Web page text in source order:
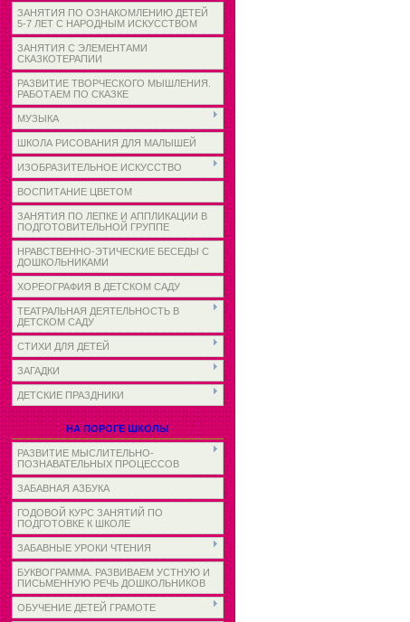
ЗАНЯТИЯ ПО ОЗНАКОМЛЕНИЮ ДЕТЕЙ
5-7 ЛЕТ С НАРОДНЫМ ИСКУССТВОМ
ЗАНЯТИЯ С ЭЛЕМЕНТАМИ
СКАЗКОТЕРАПИИ
РАЗВИТИЕ ТВОРЧЕСКОГО МЫШЛЕНИЯ.
РАБОТАЕМ ПО СКАЗКЕ
МУЗЫКА
ШКОЛА РИСОВАНИЯ ДЛЯ МАЛЫШЕЙ
ИЗОБРАЗИТЕЛЬНОЕ ИСКУССТВО
ВОСПИТАНИЕ ЦВЕТОМ
ЗАНЯТИЯ ПО ЛЕПКЕ И АППЛИКАЦИИ В
ПОДГОТОВИТЕЛЬНОЙ ГРУППЕ
НРАВСТВЕННО-ЭТИЧЕСКИЕ БЕСЕДЫ С
ДОШКОЛЬНИКАМИ
ХОРЕОГРАФИЯ В ДЕТСКОМ САДУ
ТЕАТРАЛЬНАЯ ДЕЯТЕЛЬНОСТЬ В
ДЕТСКОМ САДУ
СТИХИ ДЛЯ ДЕТЕЙ
ЗАГАДКИ
ДЕТСКИЕ ПРАЗДНИКИ
НА ПОРОГЕ ШКОЛЫ
РАЗВИТИЕ МЫСЛИТЕЛЬНО-
ПОЗНАВАТЕЛЬНЫХ ПРОЦЕССОВ
ЗАБАВНАЯ АЗБУКА
ГОДОВОЙ КУРС ЗАНЯТИЙ ПО
ПОДГОТОВКЕ К ШКОЛЕ
ЗАБАВНЫЕ УРОКИ ЧТЕНИЯ
БУКВОГРАММА. РАЗВИВАЕМ УСТНУЮ И
ПИСЬМЕННУЮ РЕЧЬ ДОШКОЛЬНИКОВ
ОБУЧЕНИЕ ДЕТЕЙ ГРАМОТЕ